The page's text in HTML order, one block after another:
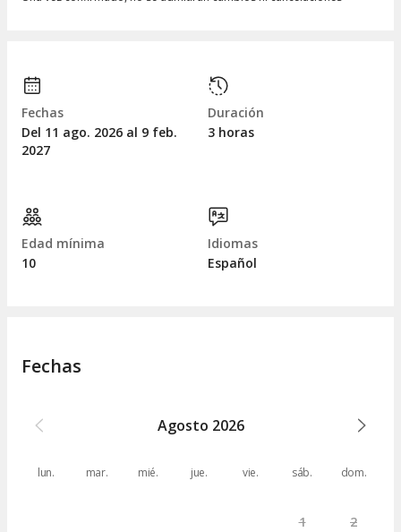
Fechas
Del 11 ago. 2026 al 9 feb.
2027
Duración
3 horas
Edad mínima
10
Idiomas
Español
Fechas
Agosto 2026
lun. mar. mié. jue. vie. sáb. dom.
1 2